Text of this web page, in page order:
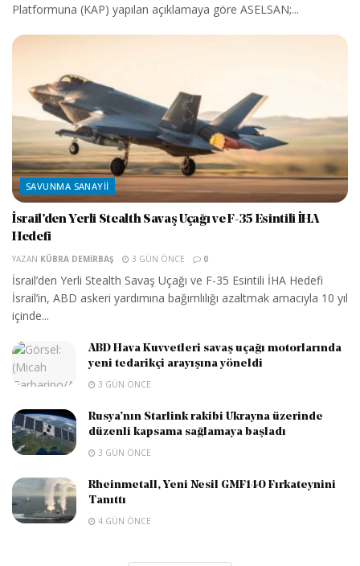
Platformuna (KAP) yapılan açıklamaya göre ASELSAN;...
SAVUNMA SANAYII
İsrail’den Yerli Stealth Savaş Uçağı ve F-35 Esintili İHA
Hedefi
YAZAN KÜBRA DEMIRBAŞ 3 GÜN ÖNCE 0
İsrail’den Yerli Stealth Savaş Uçağı ve F-35 Esintili İHA Hedefi
İsrail’in, ABD askeri yardımına bağımlılığı azaltmak amacıyla 10 yıl
içinde...
ABD Hava Kuvvetleri savaş uçağı motorlarında
yeni tedarikçi arayışına yöneldi
3 GÜN ÖNCE
Rusya’nın Starlink rakibi Ukrayna üzerinde
düzenli kapsama sağlamaya başladı
3 GÜN ÖNCE
Rheinmetall, Yeni Nesil GMF140 Fırkateynini
Tanıttı
4 GÜN ÖNCE